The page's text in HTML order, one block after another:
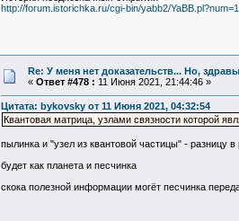
http://forum.istorichka.ru/cgi-bin/yabb2/
Re: У меня нет доказательств... Но,
« Ответ #478 : 11 Июня 2021, 21:44:46 »
Цитата: bykovsky от 11 Июня 2021, 04:32:54
Квантовая матрица, узлами связности которой
пылинка и "узел из квантовой частицы" - разницу
будет как планета и песчинка
скока полезной информации могёт песчинка